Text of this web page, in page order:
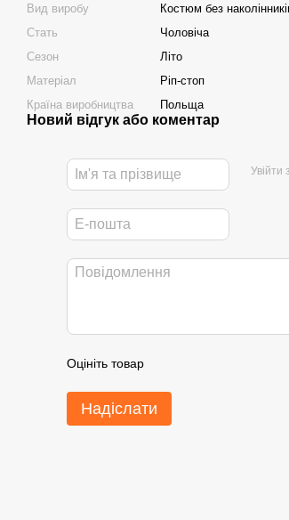
Вид виробу
Костюм без
Стать
Чоловіча
Сезон
Літо
Матеріал
Ріп-стоп
Країна виробництва
Польща
Новий відгук або коментар
Увійти
Оцініть товар
Надіслати